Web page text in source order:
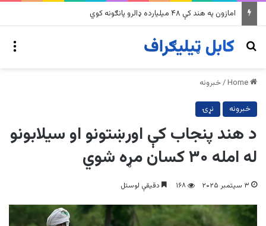
امازون په هند کې ۴۸ میلیارده ډالرو پانګونه کوي
Search for
/خبرونه
خبرونه نړۍ
د هند پنجاب کې اورښتونو او سیلابونو
له امله ۳۰ کسان مړه شوي
۳ سپتمبر ۲۰۲۵ ۱۶۸ دقیقې لوستل